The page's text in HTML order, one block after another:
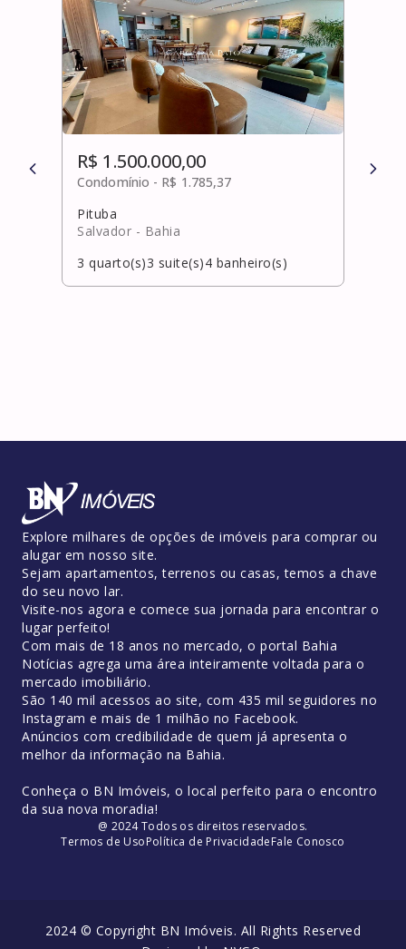
R$ 1.500.000,00
Condomínio - R$ 1.785,37
Pituba
Salvador - Bahia
3 quarto(s)3 suite(s)4 banheiro(s)
R$
Explore milhares de opções de imóveis para comprar ou
alugar em nosso site.
Sejam apartamentos, terrenos ou casas, temos a chave
do seu novo lar.
Visite-nos agora e comece sua jornada para encontrar o
lugar perfeito!
Com mais de 18 anos no mercado, o portal Bahia
Notícias agrega uma área inteiramente voltada para o
mercado imobiliário.
São 140 mil acessos ao site, com 435 mil seguidores no
Instagram e mais de 1 milhão no Facebook.
Anúncios com credibilidade de quem já apresenta o
melhor da informação na Bahia.
Conheça o BN Imóveis, o local perfeito para o encontro
da sua nova moradia!
@ 2024 Todos os direitos reservados.
Termos de UsoPolítica de PrivacidadeFale Conosco
2024 © Copyright BN Imóveis. All Rights Reserved